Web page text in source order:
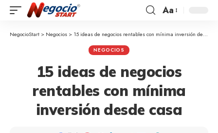
Aa
NegocioStart > Negocios > 15 ideas de negocios rentables con mínima inversión desde casa
NEGOCIOS
15 ideas de negocios
rentables con mínima
inversión desde casa